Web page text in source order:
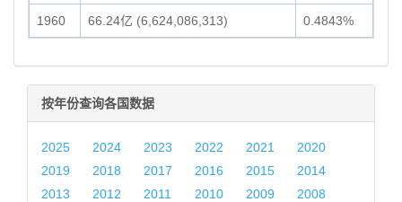
1960 66.24亿 (6,624,086,313) 0.4843%
按年份查询各国数据
2025 2024 2023 2022 2021
2020
2019
2018 2017 2016 2015
2014
2013
2012 2011 2010 2009
2008